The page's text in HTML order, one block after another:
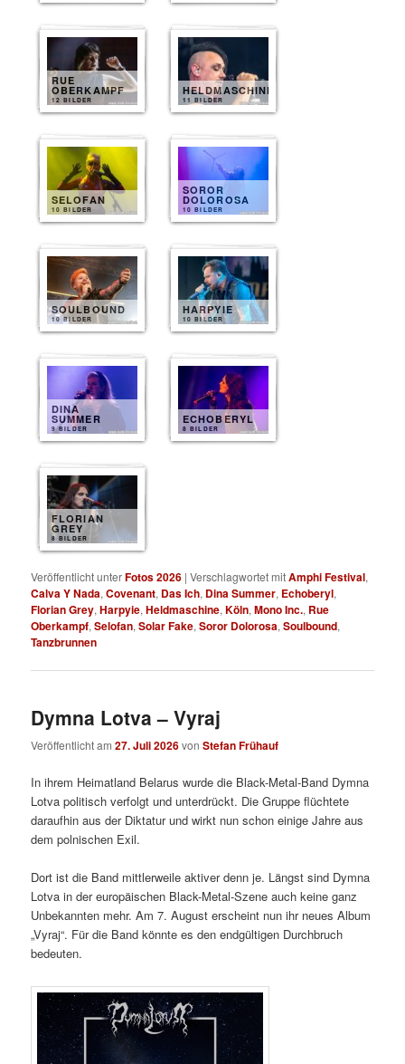
RUE
OBERKAMPF
12 BILDER
HELDMASCHINE
11 BILDER
SELOFAN
10 BILDER
SOROR
DOLOROSA
10 BILDER
SOULBOUND
10 BILDER
HARPYIE
10 BILDER
DINA
SUMMER
9 BILDER
ECHOBERYL
8 BILDER
FLORIAN
GREY
8 BILDER
Veröffentlicht unterFotos 2026 |Verschlagwortet mitAmphi Festival,
Calva Y Nada,Covenant, Das Ich, Dina Summer, Echoberyl,
Florian Grey,Harpyie,Heldmaschine,Köln,Mono Inc., Rue
Oberkampf,Selofan,Solar Fake,Soror Dolorosa,Soulbound,
Tanzbrunnen
Dymna Lotva – Vyraj
Veröffentlicht am27. Juli 2026vonStefan Frühauf
In ihrem Heimatland Belarus wurde die Black-Metal-Band Dymna
Lotva politisch verfolgt und unterdrückt. Die Gruppe flüchtete
daraufhin aus der Diktatur und wirkt nun schon einige Jahre aus
dem polnischen Exil.
Dort ist die Band mittlerweile aktiver denn je. Längst sind Dymna
Lotva in der europäischen Black-Metal-Szene auch keine ganz
Unbekannten mehr. Am 7. August erscheint nun ihr neues Album
„Vyraj“. Für die Band könnte es den endgültigen Durchbruch
bedeuten.